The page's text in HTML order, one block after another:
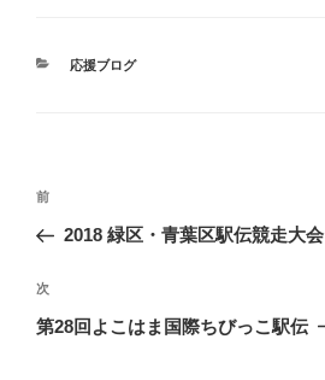
カ
応援ブログ
投
ナ
ビ
ゲ
前
の
稿
前
2018 緑区・青葉区駅伝競走大会
次
の
次
第28回よこはま国際ちびっこ駅伝